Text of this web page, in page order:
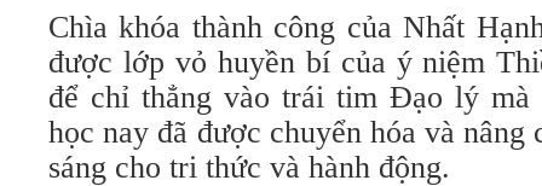
Chìa khóa thành công của Nhất
được lớp vỏ huyền bí của ý niệm
để chỉ thẳng vào trái tim Đạo lý mà
học nay đã được chuyển hóa và nâng
sáng cho tri thức và hành động.